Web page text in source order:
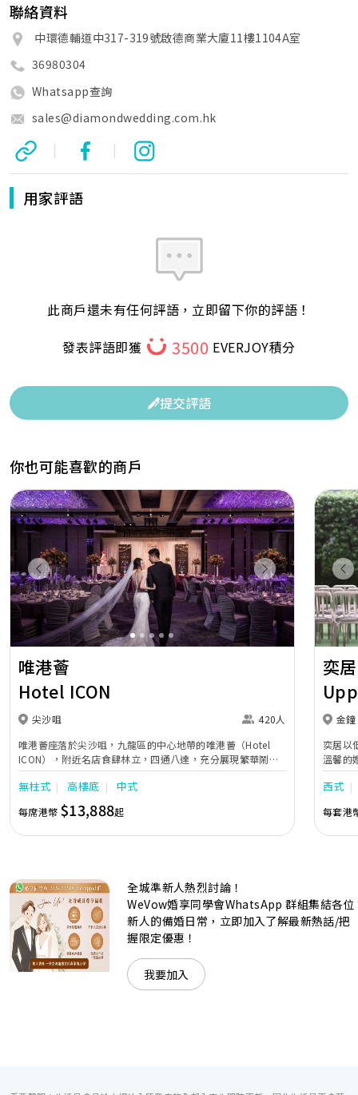
聯絡資料
中環德輔道中317-319號啟德商業大廈11樓1104A室
36980304
Whatsapp查詢
sales@diamondwedding.com.hk
| |
用家評語
此商戶還未有任何評語，立即留下你的評語！
發表評語即獲
3500 EVERJOY積分
提交評語
你也可能喜歡的商戶
Previous Next
唯港薈
Hotel ICON
尖沙咀
420人
唯港薈座落於尖沙咀，九龍區的中心地帶的唯港薈（Hotel
ICON），附近名店食肆林立，四通八達，充分展現繁華鬧巿
中的活力個性，成為一眾準新人舉辦婚宴的熱門之選。專業團
隊由策劃統籌至所有婚宴每個細節，唯港薈都力臻完美，保證
讓您留下獨特的醉人回憶。 擁有時尚高樓頂的Silverbox宴會
廳，配置了全套先進的視聽影音及燈光設備配套，並採用極富
現代時尚感的水晶玻璃燈，演繹出與別不同的經典神韻。不論
準新人的個性及預算﹔保證為您打造夢寐以求的特別日子，令
賓客永誌難忘！
無柱式 高樓底 中式
每席港幣 $13,888起
奕居
金鐘
奕居以
溫馨的
團隊會
西式
每套港
全城準新人熱烈討論！
WeVow婚享同學會WhatsApp 群組集結各位
新人的備婚日常，立即加入了解最新熱話/把
握限定優惠！
我要加入